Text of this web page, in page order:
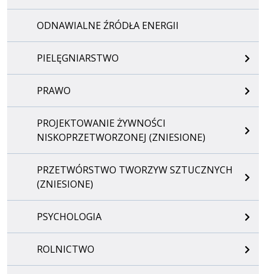
ODNAWIALNE ŹRÓDŁA ENERGII
PIELĘGNIARSTWO
PRAWO
PROJEKTOWANIE ŻYWNOŚCI
NISKOPRZETWORZONEJ (ZNIESIONE)
PRZETWÓRSTWO TWORZYW SZTUCZNYCH
(ZNIESIONE)
PSYCHOLOGIA
ROLNICTWO